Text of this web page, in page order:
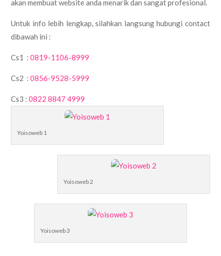
akan membuat website anda menarik dan sangat profesional.
Untuk info lebih lengkap, silahkan langsung hubungi contact
dibawah ini :
Cs1 :0819-1106-8999
Cs2 :0856-9528-5999
Cs3 :0822 8847 4999
Yoisoweb 1
Yoisoweb 2
Yoisoweb 3